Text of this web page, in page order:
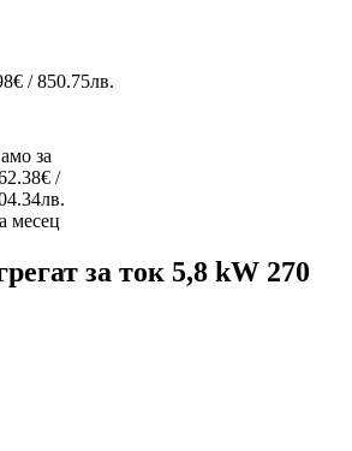
/ 850.75лв.
за
/
месец
за ток 5,8 kW 270